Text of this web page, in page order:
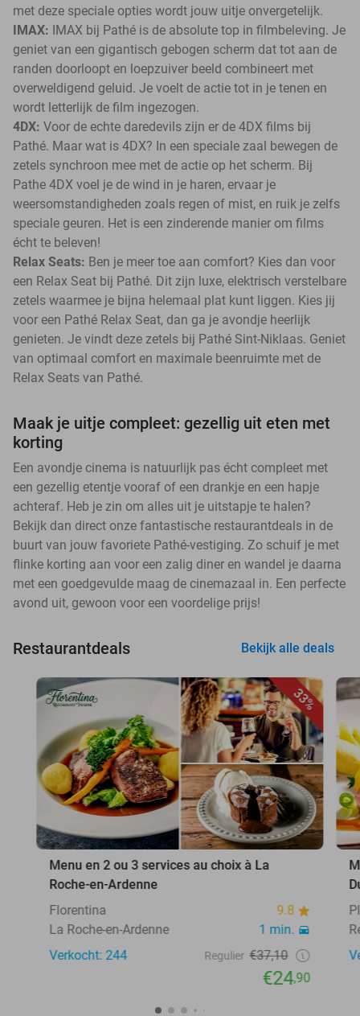
met deze speciale opties wordt jouw uitje onvergetelijk.
IMAX: IMAX bij Pathé is de absolute top in filmbeleving. Je
geniet van een gigantisch gebogen scherm dat tot aan de
randen doorloopt en loepzuiver beeld combineert met
overweldigend geluid. Je voelt de actie tot in je tenen en
wordt letterlijk de film ingezogen.
4DX: Voor de echte daredevils zijn er de 4DX films bij
Pathé. Maar wat is 4DX? In een speciale zaal bewegen de
zetels synchroon mee met de actie op het scherm. Bij
Pathe 4DX voel je de wind in je haren, ervaar je
weersomstandigheden zoals regen of mist, en ruik je zelfs
speciale geuren. Het is een zinderende manier om films
écht te beleven!
Relax Seats: Ben je meer toe aan comfort? Kies dan voor
een Relax Seat bij Pathé. Dit zijn luxe, elektrisch verstelbare
zetels waarmee je bijna helemaal plat kunt liggen. Kies jij
voor een Pathé Relax Seat, dan ga je avondje heerlijk
genieten. Je vindt deze zetels bij Pathé Sint-Niklaas. Geniet
van optimaal comfort en maximale beenruimte met de
Relax Seats van Pathé.
Maak je uitje compleet: gezellig uit eten met
korting
Een avondje cinema is natuurlijk pas écht compleet met
een gezellig etentje vooraf of een drankje en een hapje
achteraf. Heb je zin om alles uit je uitstapje te halen?
Bekijk dan direct onze fantastische restaurantdeals in de
buurt van jouw favoriete Pathé-vestiging. Zo schuif je met
flinke korting aan voor een zalig diner en wandel je daarna
met een goedgevulde maag de cinemazaal in. Een perfecte
avond uit, gewoon voor een voordelige prijs!
Restaurantdeals Bekijk alle deals
33%
Menu en 2 ou 3 services au choix à La
Roche-en-Ardenne
Florentina
9.8
La Roche-en-Ardenne
1 min.
Verkocht: 244
Regulier €37,10
€24,90